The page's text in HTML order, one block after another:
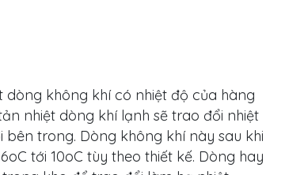
dòng không khí có nhiệt độ của hàng
nhiệt dòng khí lạnh sẽ trao đổi nhiệt
trong. Dòng không khí này sau khi
tới 10oC tùy theo thiết kế. Dòng hay